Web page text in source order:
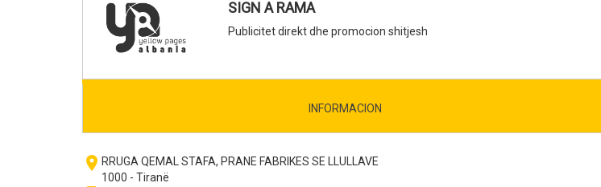
SIGN A RAMA
Publicitet direkt dhe promocion shitjesh
INFORMACION
room RRUGA QEMAL STAFA, PRANE FABRIKES SE LLULLAVE
1000 - Tiranë